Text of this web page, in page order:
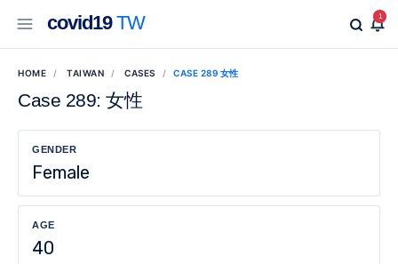
covid19TW 1
HOME TAIWAN CASES CASE 289 女性
Case 289: 女性
GENDER
Female
AGE
40